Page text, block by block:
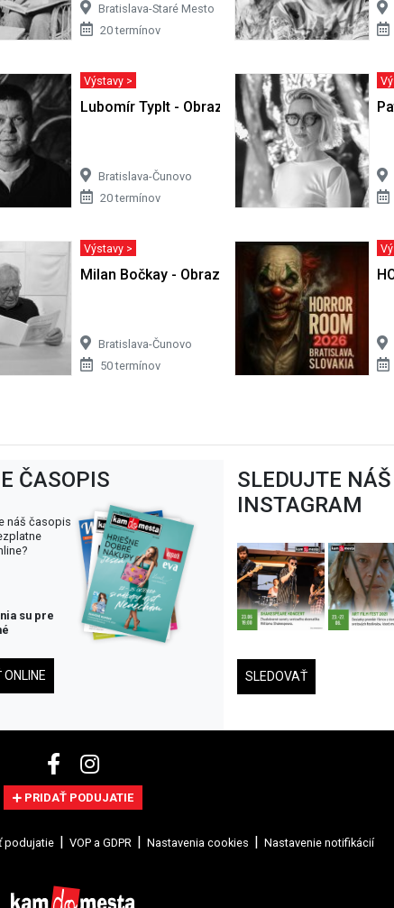
Bratislava-Staré Mesto
20 termínov
Výstavy >
Lubomír Typlt - Obrazy
Bratislava-Čunovo
20 termínov
Výstavy >
Milan Bočkay - Obrazy
Bratislava-Čunovo
50 termínov
ČASOPIS
náš časopis
su pre
ONLINE
SLEDUJTE NÁŠ
INSTAGRAM
SLEDOVAŤ
PRIDAŤ PODUJATIE
podujatie VOP a GDPR Nastavenia cookies Nastavenie notifikácií